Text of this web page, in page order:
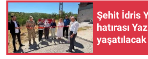
Şehit İdris
hatırası
yaşatılacak